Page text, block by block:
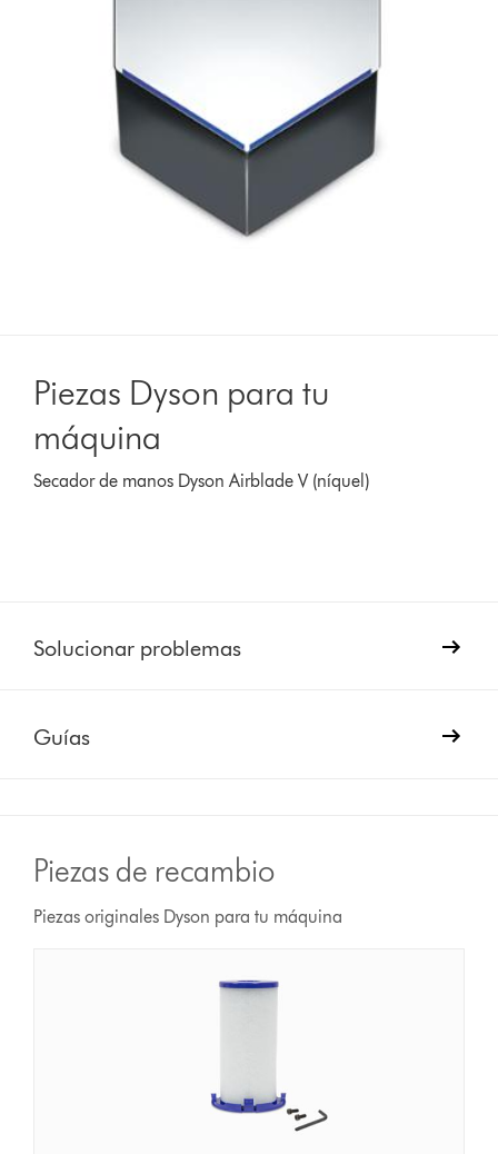
Piezas Dyson para tu
máquina
Secador de manos Dyson Airblade V (níquel)
Solucionar problemas
Guías
Piezas de recambio
Piezas originales Dyson para tu máquina